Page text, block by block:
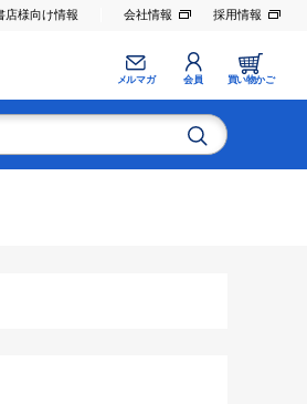
店様向け情報 会社情報 採用情報
メルマガ 会員 買い物かご